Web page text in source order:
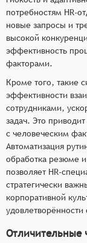
потребностям HR-
новые запросы и
высокой
эффективность
факторами.
Кроме того, такие
эффективности
сотрудниками,
задач. Это
с человеческим
Автоматизация
обработка резюме
позволяет HR-
стратегически
корпоративной
удовлетворённости
Отличительные